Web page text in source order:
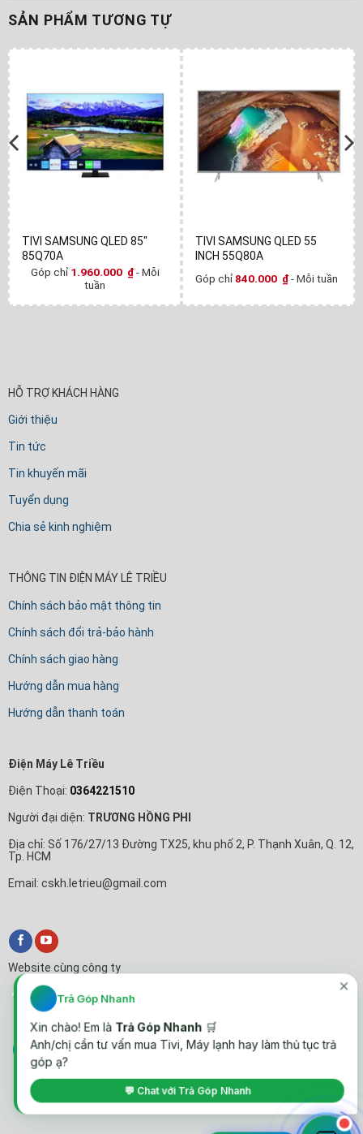
SẢN PHẨM TƯƠNG TỰ
TIVI SAMSUNG QLED 85"
85Q70A
Góp chỉ 1.960.000 ₫ - Mỗi
tuần
TIVI SAMSUNG QLED 55
INCH 55Q80A
Góp chỉ 840.000 ₫- Mỗi tuần
HỖ TRỢ KHÁCH HÀNG
Giới thiệu
Tin tức
Tin khuyến mãi
Tuyển dụng
Chia sẻ kinh nghiệm
THÔNG TIN ĐIỆN MÁY LÊ TRIỀU
Chính sách bảo mật thông tin
Chính sách đổi trả-bảo hành
Chính sách giao hàng
Hướng dẫn mua hàng
Hướng dẫn thanh toán
Điện Máy Lê Triều
Điện Thoại: 0364221510
Người đại diện: TRƯƠNG HỒNG PHI
Địa chỉ: Số 176/27/13 Đường TX25, khu phố 2, P. Thạnh Xuân, Q. 12,
Tp. HCM
Email: cskh.letrieu@gmail.com
Website cùng công ty
✕
Trả Góp Nhanh
Xin chào! Em làTrả Góp Nhanh 🛒
Anh/chị cần tư vấn mua Tivi, Máy lạnh hay làm thủ tục trả
góp ạ?
💬 Chat với Trả Góp Nhanh